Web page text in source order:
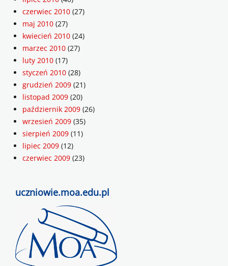
czerwiec 2010 (27)
maj 2010 (27)
kwiecień 2010 (24)
marzec 2010 (27)
luty 2010 (17)
styczeń 2010 (28)
grudzień 2009 (21)
listopad 2009 (20)
październik 2009 (26)
wrzesień 2009 (35)
sierpień 2009 (11)
lipiec 2009 (12)
czerwiec 2009 (23)
uczniowie.moa.edu.pl